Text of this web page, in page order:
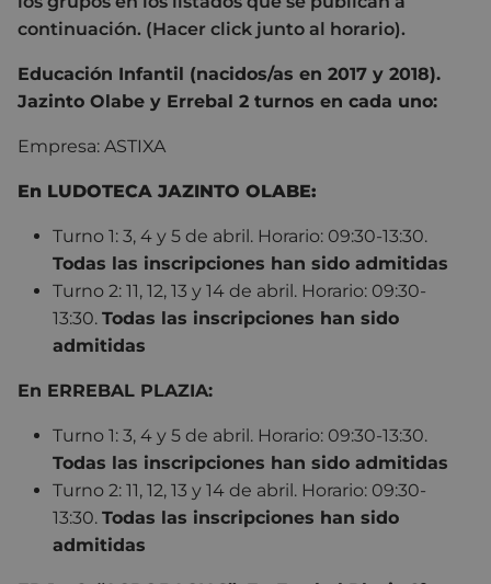
continuación. (Hacer click junto al horario).
Educación Infantil (nacidos/as en 2017 y 2018).
Jazinto Olabe y Errebal 2 turnos en cada uno:
Empresa: ASTIXA
En LUDOTECA JAZINTO OLABE:
Turno 1: 3, 4 y 5 de abril. Horario: 09:30-13:30.
Todas las inscripciones han sido admitidas
Turno 2: 11, 12, 13 y 14 de abril. Horario: 09:30-
13:30. Todas las inscripciones han sido
admitidas
En ERREBAL PLAZIA:
Turno 1: 3, 4 y 5 de abril. Horario: 09:30-13:30.
Todas las inscripciones han sido admitidas
Turno 2: 11, 12, 13 y 14 de abril. Horario: 09:30-
13:30. Todas las inscripciones han sido
admitidas